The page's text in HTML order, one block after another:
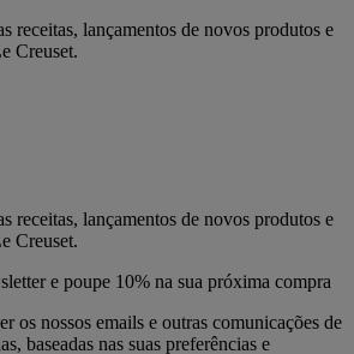
receitas, lançamentos de novos produtos e
Creuset.
receitas, lançamentos de novos produtos e
Creuset.
e poupe 10% na sua próxima compra
os nossos emails e outras comunicações de
baseadas nas suas preferências e